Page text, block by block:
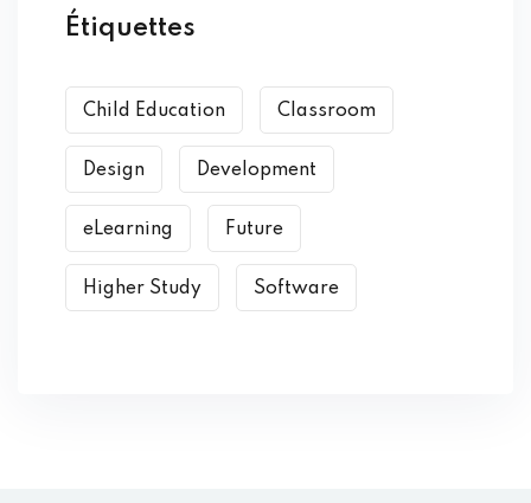
Étiquettes
Child Education Classroom
Design Development
eLearning Future
Higher Study Software